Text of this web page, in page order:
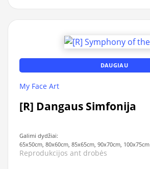
DAUGIAU
My Face Art
[R] Dangaus Simfonija
Galimi dydžiai:
65x50cm, 80x60cm, 85x65cm, 90x70cm, 100x75cm
Reprodukcijos ant drobės